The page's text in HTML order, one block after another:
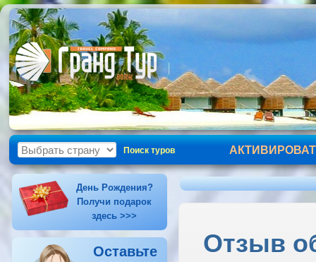
Поиск туров
День Рождения?
Получи подарок
здесь >>>
Оставьте
Отзыв